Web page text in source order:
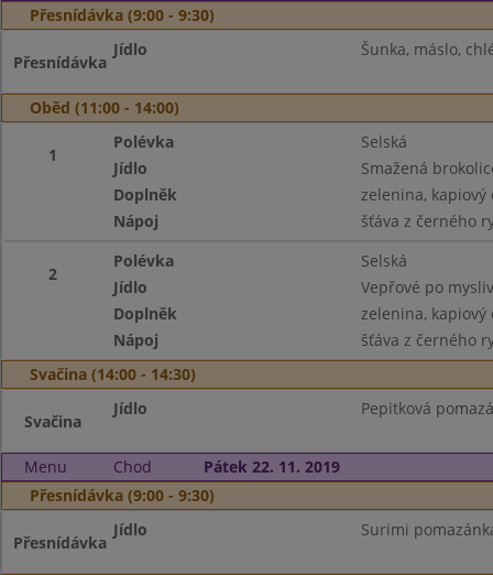
Přesnídávka (9:00 - 9:30)
Přesnídávka
Jídlo Šunka, máslo,
Oběd (11:00 - 14:00)
1
Polévka
Selská
Jídlo
Smažená
Doplněk
zelenina, kapiový
Nápoj
šťáva z černého
2
Polévka
Selská
Jídlo
Vepřové po
Doplněk
zelenina, kapiový
Nápoj
šťáva z černého
Svačina (14:00 - 14:30)
Svačina
Jídlo Pepitková
Menu Chod
Pátek 22. 11. 2019
Přesnídávka (9:00 - 9:30)
Přesnídávka
Jídlo Surimi